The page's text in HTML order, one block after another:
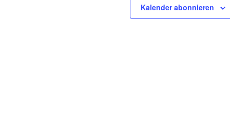
Kalender abonnieren